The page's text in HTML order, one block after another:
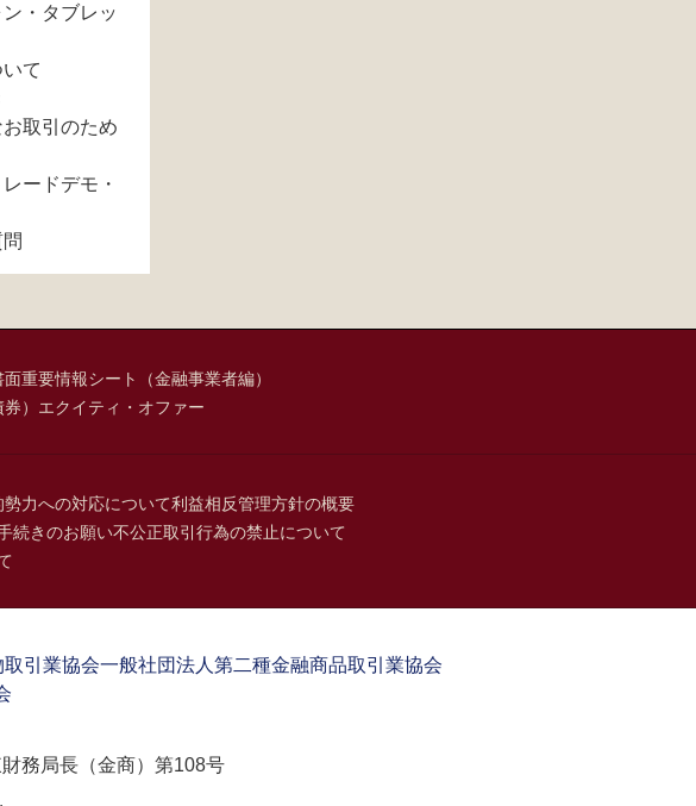
・タブレッ
て
取引のため
ードデモ・
面重要情報シート（金融事業者編）
） エクイティ・オファー
力への対応について利益相反管理方針の概要
続きのお願い不公正取引行為の禁止について
引業協会一般社団法人第二種金融商品取引業協会
務局長（金商）第108号